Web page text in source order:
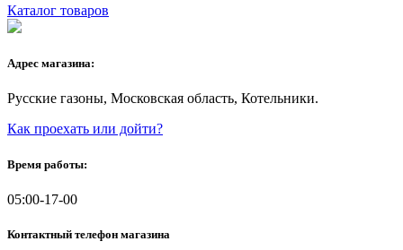
Каталог товаров
Адрес магазина:
Русские газоны, Московская область, Котельники.
Как проехать или дойти?
Время работы:
05:00-17-00
Контактный телефон магазина